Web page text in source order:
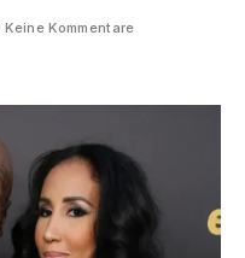
Keine Kommentare